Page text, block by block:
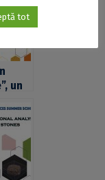
un
din
tot